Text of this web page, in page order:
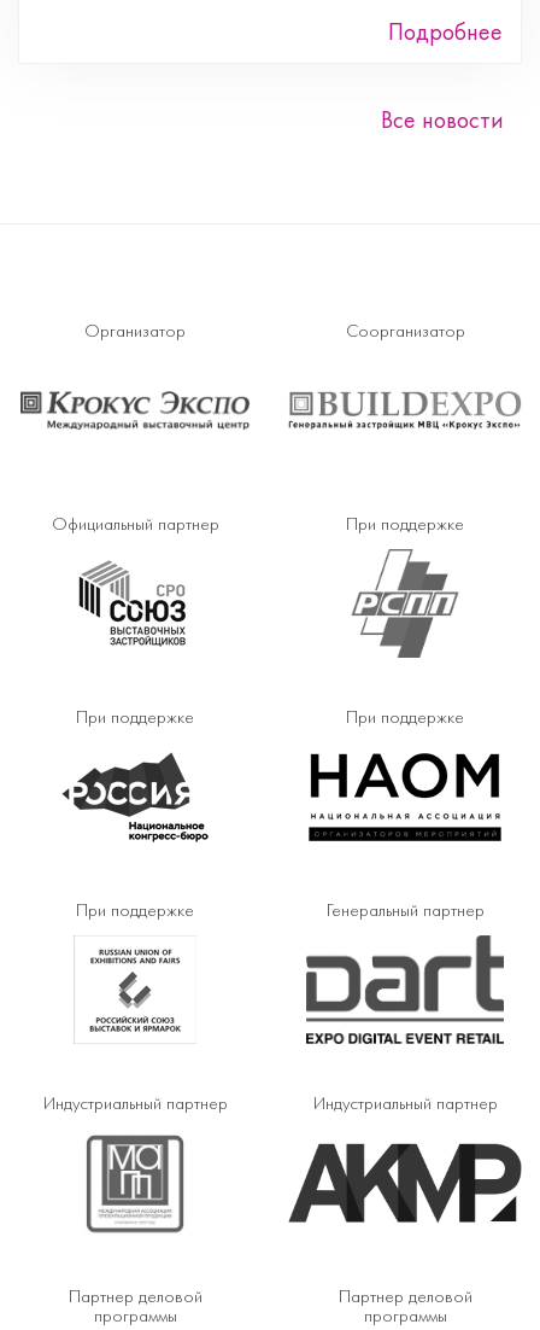
Подробнее
Все новости
Организатор Соорганизатор
Официальный партнер При поддержке
При поддержке При поддержке
При поддержке Генеральный партнер
Индустриальный партнер Индустриальный партнер
Партнер деловой
программы
Партнер деловой
программы